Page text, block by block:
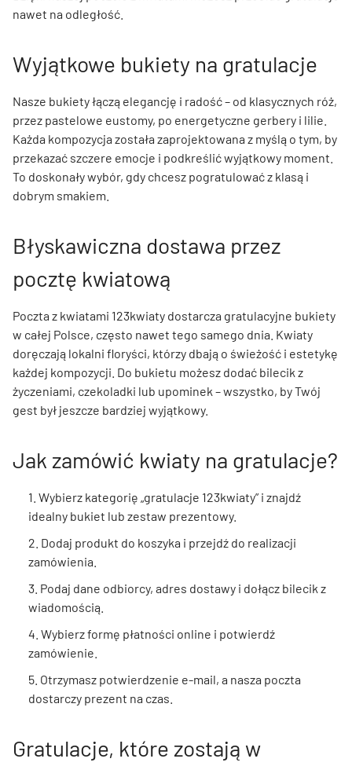
nawet na odległość.
Wyjątkowe bukiety na gratulacje
Nasze bukiety łączą elegancję i radość – od klasycznych róż,
przez pastelowe eustomy, po energetyczne gerbery i lilie.
Każda kompozycja została zaprojektowana z myślą o tym, by
przekazać szczere emocje i podkreślić wyjątkowy moment.
To doskonały wybór, gdy chcesz pogratulować z klasą i
dobrym smakiem.
Błyskawiczna dostawa przez
pocztę kwiatową
Poczta z kwiatami 123kwiaty dostarcza gratulacyjne bukiety
w całej Polsce, często nawet tego samego dnia. Kwiaty
doręczają lokalni floryści, którzy dbają o świeżość i estetykę
każdej kompozycji. Do bukietu możesz dodać bilecik z
życzeniami, czekoladki lub upominek – wszystko, by Twój
gest był jeszcze bardziej wyjątkowy.
Jak zamówić kwiaty na gratulacje?
1. Wybierz kategorię „gratulacje 123kwiaty” i znajdź
idealny bukiet lub zestaw prezentowy.
2. Dodaj produkt do koszyka i przejdź do realizacji
zamówienia.
3. Podaj dane odbiorcy, adres dostawy i dołącz bilecik z
wiadomością.
4. Wybierz formę płatności online i potwierdź
zamówienie.
5. Otrzymasz potwierdzenie e-mail, a nasza poczta
dostarczy prezent na czas.
Gratulacje, które zostają w